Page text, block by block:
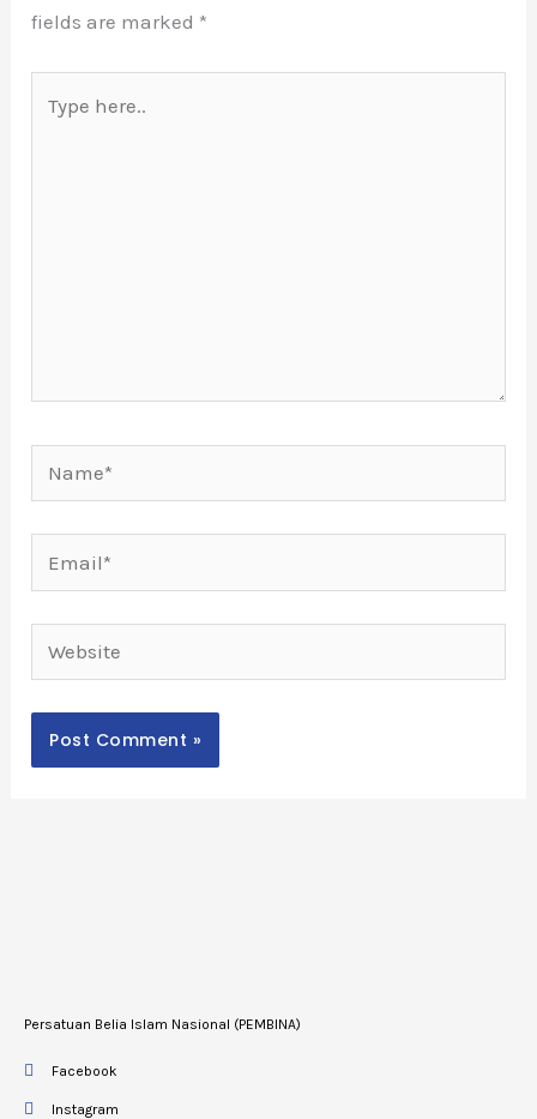
fields are marked *
here..
Email*
Website
Persatuan Belia Islam Nasional (PEMBINA)
Facebook
Instagram